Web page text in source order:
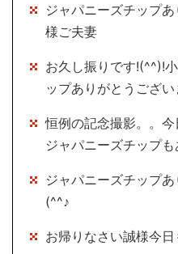
ジャパニーズチップ
様ご夫妻
お久し振りです!(^^)!
ップありがとうござい
恒例の記念撮影。。
ジャパニーズチップ
ジャパニーズチップ
(^^♪
お帰りなさい誠様今